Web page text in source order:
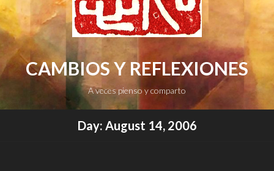
CAMBIOS Y REFLEXIONES
A veces pienso y comparto
Day: August 14, 2006